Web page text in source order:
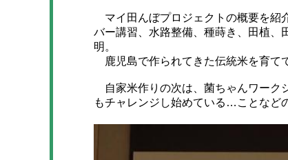
マイ田んぼプロジェクトの概要を紹
バー講習、水路整備、種蒔き、田植、
明。
鹿児島で作られてきた伝統米を育て
自家米作りの次は、菌ちゃんワーク
もチャレンジし始めている…ことなど